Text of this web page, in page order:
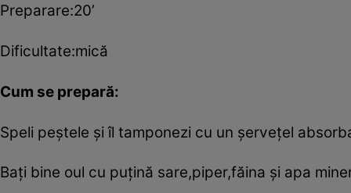
Preparare:20’
Dificultate:mică
Cum se prepară:
Speli peştele şi îl tamponezi cu un şerveţel
Baţi bine oul cu puţină sare,piper,făina şi apa